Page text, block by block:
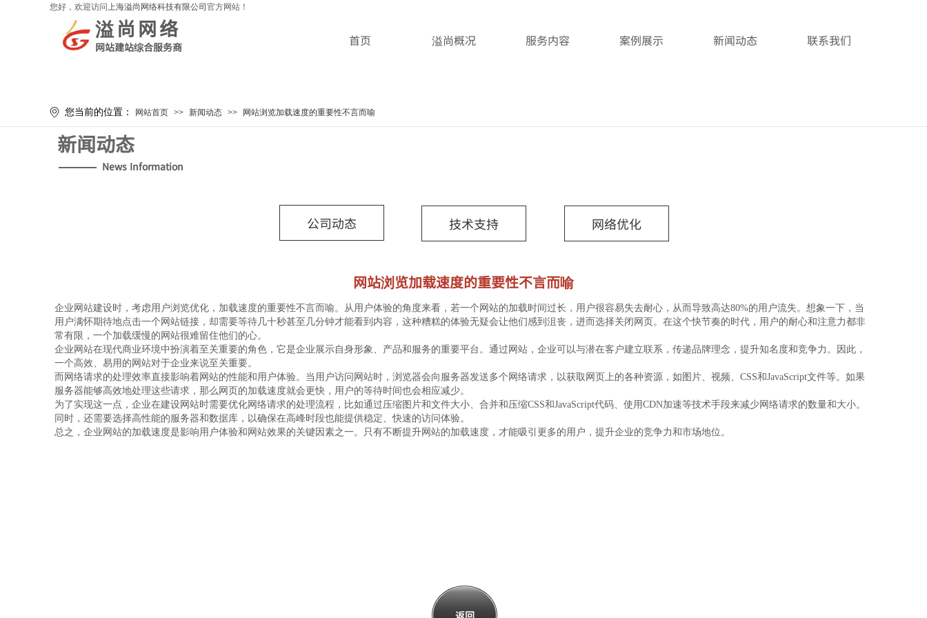
首页 溢尚概况 服务内容 案例展示 新闻动态 联系我们
溢尚网络
网站建站综合服务商
您好，欢迎访问上海溢尚网络科技有限公司 官方网站！
您当前的位置： 网站首页 >> 新闻动态 >> 网站浏览加载速度的重要性不言而喻
新闻动态
News Information
公司动态 技术支持 网络优化
网站浏览加载速度的重要性不言而喻
企业网站建设时，考虑用户浏览优化，加载速度的重要性不言而喻。从用户体验的角度来看，若一个网站的加载时间过长，用户很容易失去耐心，从而导致高达80%的用户流失。想象一下，当
用户满怀期待地点击一个网站链接，却需要等待几十秒甚至几分钟才能看到内容，这种糟糕的体验无疑会让他们感到沮丧，进而选择关闭网页。在这个快节奏的时代，用户的耐心和注意力都非
常有限，一个加载缓慢的网站很难留住他们的心。
企业网站在现代商业环境中扮演着至关重要的角色，它是企业展示自身形象、产品和服务的重要平台。通过网站，企业可以与潜在客户建立联系，传递品牌理念，提升知名度和竞争力。因此，
一个高效、易用的网站对于企业来说至关重要。
而网络请求的处理效率直接影响着网站的性能和用户体验。当用户访问网站时，浏览器会向服务器发送多个网络请求，以获取网页上的各种资源，如图片、视频、CSS和JavaScript文件等。如果
服务器能够高效地处理这些请求，那么网页的加载速度就会更快，用户的等待时间也会相应减少。
为了实现这一点，企业在建设网站时需要优化网络请求的处理流程，比如通过压缩图片和文件大小、合并和压缩CSS和JavaScript代码、使用CDN加速等技术手段来减少网络请求的数量和大小。
同时，还需要选择高性能的服务器和数据库，以确保在高峰时段也能提供稳定、快速的访问体验。
总之，企业网站的加载速度是影响用户体验和网站效果的关键因素之一。只有不断提升网站的加载速度，才能吸引更多的用户，提升企业的竞争力和市场地位。
返回